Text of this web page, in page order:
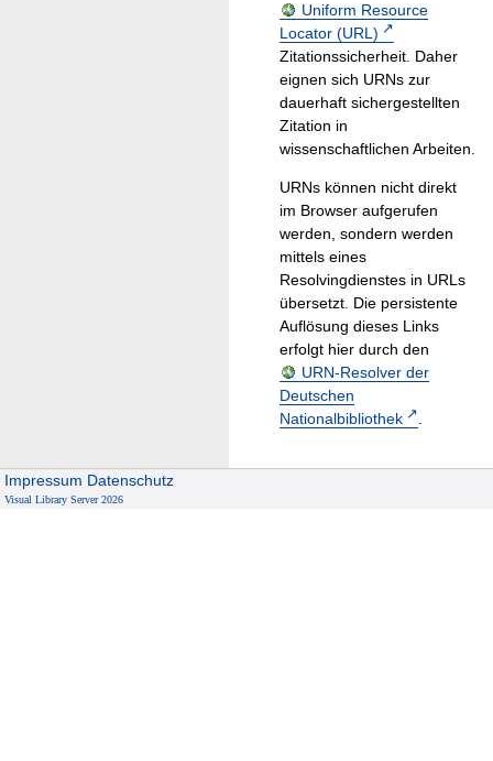
Uniform Resource
Locator (URL)
Zitationssicherheit. Daher
eignen sich URNs zur
dauerhaft sichergestellten
Zitation in
wissenschaftlichen Arbeiten.
URNs können nicht direkt
im Browser aufgerufen
werden, sondern werden
mittels eines
Resolvingdienstes in URLs
übersetzt. Die persistente
Auflösung dieses Links
erfolgt hier durch den
URN-Resolver der
Deutschen
Nationalbibliothek
.
Impressum Datenschutz
Visual Library Server 2026